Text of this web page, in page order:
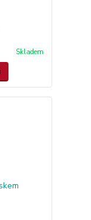
Skladem